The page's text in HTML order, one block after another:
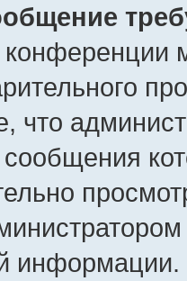
что
сообщения
информации.